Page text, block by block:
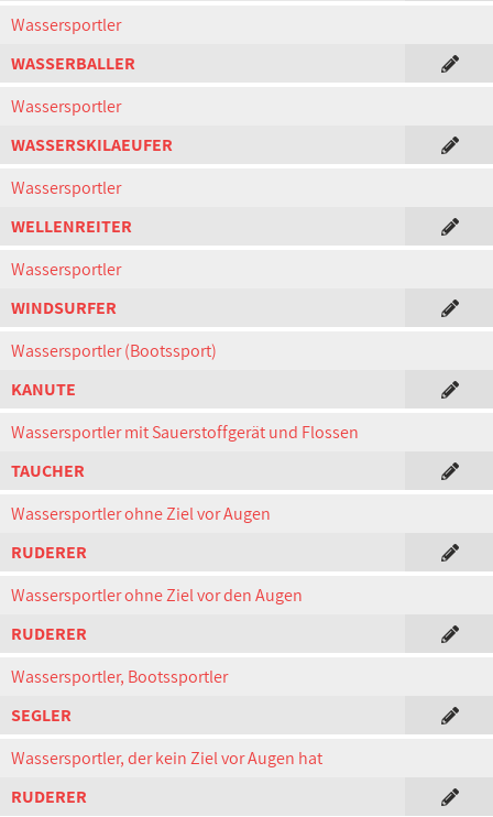
Wassersportler
WASSERBALLER
Wassersportler
WASSERSKILAEUFER
Wassersportler
WELLENREITER
Wassersportler
WINDSURFER
Wassersportler (Bootssport)
KANUTE
Wassersportler mit Sauerstoffgerät und Flossen
TAUCHER
Wassersportler ohne Ziel vor Augen
RUDERER
Wassersportler ohne Ziel vor den Augen
RUDERER
Wassersportler, Bootssportler
SEGLER
Wassersportler, der kein Ziel vor Augen hat
RUDERER